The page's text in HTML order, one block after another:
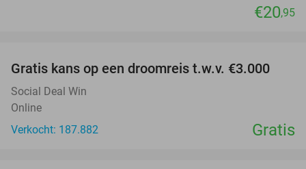
€20,95
Gratis kans op een droomreis t.w.v. €3.000
Social Deal Win
Online
Verkocht: 187.882
Gratis